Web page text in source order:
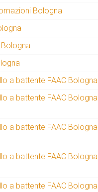
Bologna
Bologna
a battente FAAC Bologna
a battente FAAC Bologna
a battente FAAC Bologna
a battente FAAC Bologna
a battente FAAC Bologna